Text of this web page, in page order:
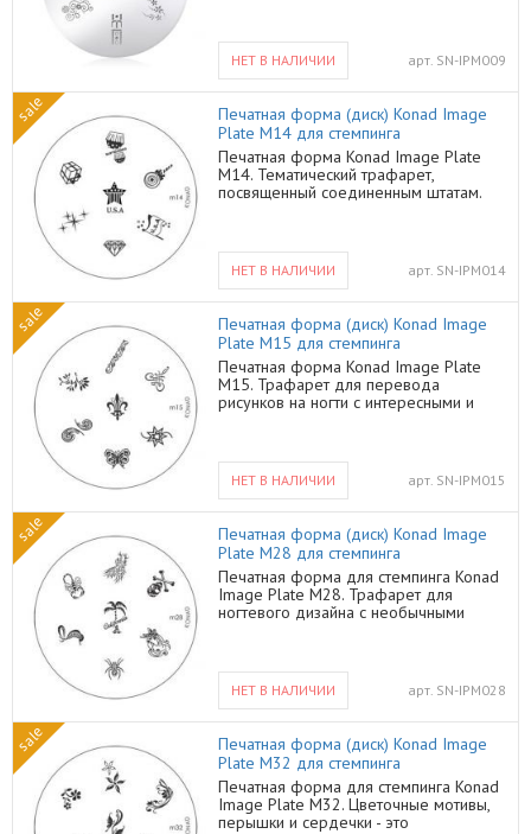
виде туфельки и ремня. С помощью
трафарета и акрилового лака от Konad
Вы сможете создавать уникальный
ногтевой дизайн и выглядеть каждый
раз по-новому.
НЕТ В НАЛИЧИИ арт. SN-IPM009
sale
Печатная форма (диск) Konad Image
Plate M14 для стемпинга
Печатная форма Konad Image Plate
M14. Тематический трафарет,
посвященный соединенным штатам.
Konad разрабатывают уникальные
узоры для каждого трафарета,
поэтому эти картинки не
перекликаются с другими пластинами и
дисками. Создавайте свой
неповторимый ногтевой дизайн
каждый день и будьте неотразимы.
НЕТ В НАЛИЧИИ арт. SN-IPM014
sale
Печатная форма (диск) Konad Image
Plate M15 для стемпинга
Печатная форма Konad Image Plate
M15. Трафарет для перевода
рисунков на ногти с интересными и
ногтевого дизайна на каждый день.
Все трафареты Konad уникальны и Вы
нигде не встретите подобные узоры.
Воссоздать эти рисунки
самостоятельно очень трудно и на это
потребуется много времени, а с
трафаретами от Konad Вы сделаете
подобный дизайн за считанные
минуты.
НЕТ В НАЛИЧИИ арт. SN-IPM015
sale
Печатная форма (диск) Konad Image
Plate M28 для стемпинга
Печатная форма для стемпинга Konad
Image Plate M28. Трафарет для
ногтевого дизайна с необычными
костями как у пиратов и даже
единорог. С таким дизайном ваши
ногти будут выглядеть очень
необычно, и напоминать вам о теплых
странах. А главное, Вы сможете
создать подобный ногтевой дизайн
самостоятельно, не прибегая к услугам
салона красоты.
НЕТ В НАЛИЧИИ арт. SN-IPM028
sale
Печатная форма (диск) Konad Image
Plate M32 для стемпинга
Печатная форма для стемпинга Konad
Image Plate M32. Цветочные мотивы,
перышки и сердечки - это